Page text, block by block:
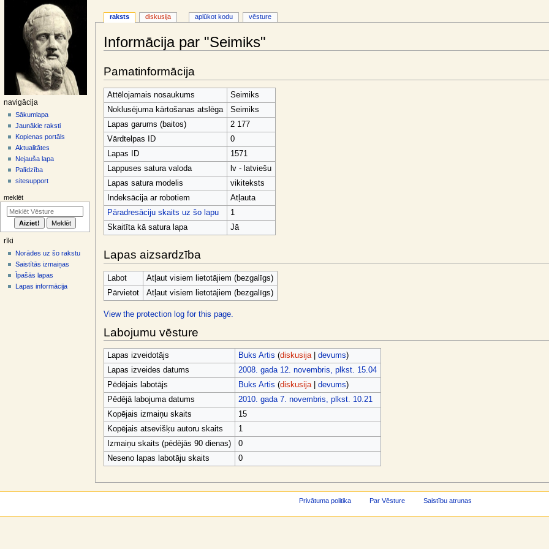
Informācija par "Seimiks"
to
navigation
to
search
Pamatinformācija
Attēlojamais nosaukums
Seimiks
Noklusējuma kārtošanas atslēga
Seimiks
Lapas garums (baitos)
2 177
Vārdtelpas ID
0
Lapas ID
1571
Lappuses satura valoda
lv - latviešu
Lapas satura modelis
vikiteksts
Indeksācija ar robotiem
Atļauta
Pāradresāciju skaits uz šo lapu
1
Skaitīta kā satura lapa
Jā
Lapas aizsardzība
Labot
Atļaut visiem lietotājiem (bezgalīgs)
Pārvietot
Atļaut visiem lietotājiem (bezgalīgs)
View the protection log for this page.
Labojumu vēsture
Lapas izveidotājs Buks Artis (diskusija| devums)
Lapas izveides datums
2008. gada 12. novembris, plkst. 15.04
Pēdējais labotājs
Buks Artis (diskusija| devums)
Pēdējā labojuma datums
2010. gada 7. novembris, plkst. 10.21
Kopējais izmaiņu skaits
15
Kopējais atsevišķu autoru skaits
1
Izmaiņu skaits (pēdējās 90 dienas)
0
Neseno lapas labotāju skaits
0
N
s
raksts diskusija aplūkot kodu vēsture
navigācija
Sākumlapa
Jaunākie raksti
Kopienas portāls
Aktualitātes
Nejauša lapa
Palīdzība
sitesupport
meklēt
rīki
Norādes uz šo rakstu
Saistītās izmaiņas
Īpašās lapas
Lapas informācija
Privātuma politika Par Vēsture Saistību atrunas